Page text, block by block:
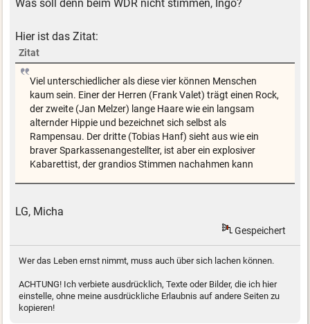
Was soll denn beim WDR nicht stimmen, Ingo?
Hier ist das Zitat:
Zitat
Viel unterschiedlicher als diese vier können Menschen
kaum sein. Einer der Herren (Frank Valet) trägt einen Rock,
der zweite (Jan Melzer) lange Haare wie ein langsam
alternder Hippie und bezeichnet sich selbst als
Rampensau. Der dritte (Tobias Hanf) sieht aus wie ein
braver Sparkassenangestellter, ist aber ein explosiver
Kabarettist, der grandios Stimmen nachahmen kann
LG, Micha
Gespeichert
Wer das Leben ernst nimmt, muss auch über sich lachen können.
ACHTUNG! Ich verbiete ausdrücklich, Texte oder Bilder, die ich hier
einstelle, ohne meine ausdrückliche Erlaubnis auf andere Seiten zu
kopieren!